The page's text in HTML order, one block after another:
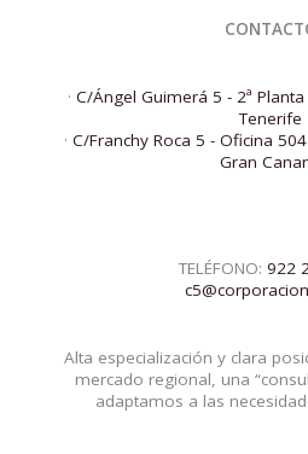
· C/Ángel Guimerá 5 - 2ª
Tenerife
· C/Franchy Roca 5 - Oficina
Gran
TELÉFONO: 922
Alta especialización y clara
mercado regional, una
adaptamos a las